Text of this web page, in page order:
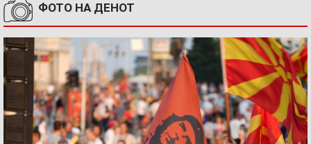
ФОТО НА ДЕНОТ